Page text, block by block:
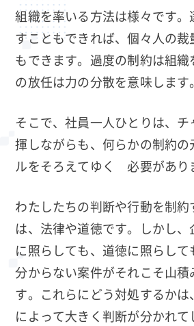
組織を率いる方法は様々です
すこともできれば、個々人の裁
もできます。過度の制約は組
の放任は力の分散を意味します。
そこで、社員一人ひとりは、
揮しながらも、何らかの制約の
ルをそろえてゆく 必要があり
わたしたちの判断や行動を制
は、法律や道徳です。しかし
に照らしても、道徳に照らし
分からない案件がそれこそ山積
す。これらにどう対処するかは
によって大きく判断が分かれて